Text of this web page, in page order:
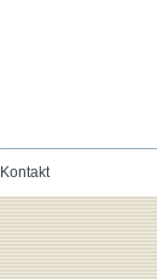
Kontakt